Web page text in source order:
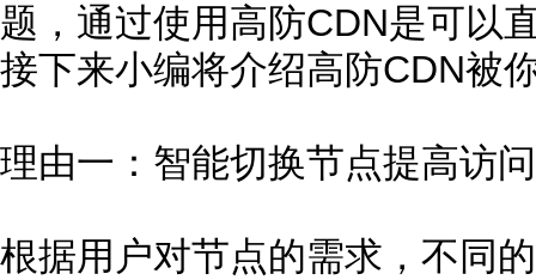
题，通过使用高防CDN是可以
接下来小编将介绍高防CDN被
理由一：智能切换节点提高访
根据用户对节点的需求，不同